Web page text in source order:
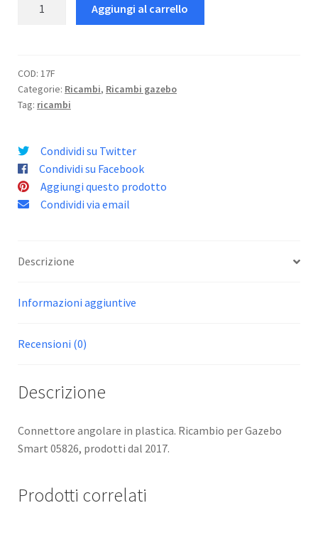
Aggiungi al carrello
COD: 17F
Categorie: Ricambi, Ricambi gazebo
Tag: ricambi
Condividi su Twitter
Condividi su Facebook
Aggiungi questo prodotto
Condividi via email
Descrizione
Informazioni aggiuntive
Recensioni (0)
Descrizione
Connettore angolare in plastica. Ricambio per Gazebo
Smart 05826, prodotti dal 2017.
Prodotti correlati